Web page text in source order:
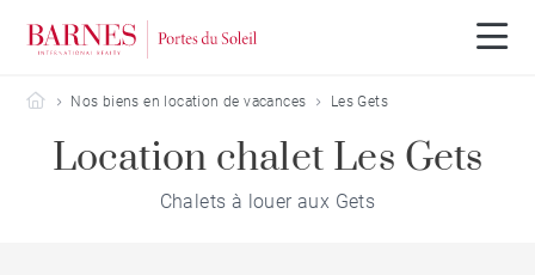
Barnes Portes du Soleil
Nos biens en location de vacances Les Gets
Location chalet Les Gets
Chalets à louer aux Gets